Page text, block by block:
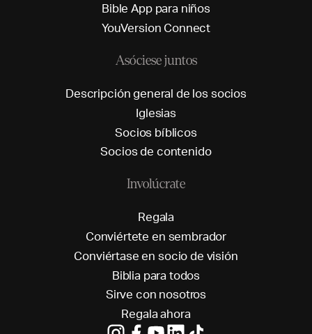
Bible App para niños
YouVersion Connect
Asóciese juntos
Descripción general de los socios
Iglesias
Socios bíblicos
Socios de contenido
Involúcrate
Regala
Conviértete en sembrador
Conviértase en sociode visión
Biblia para todos
Sirve con nosotros
Regala ahora